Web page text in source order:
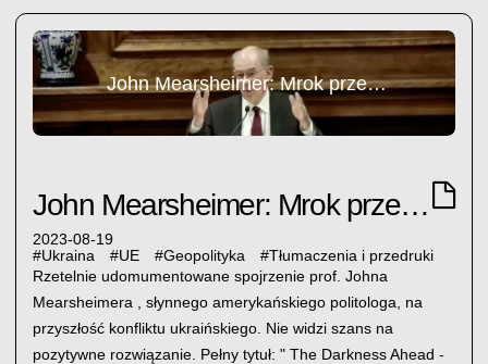
John Mearsheimer: Mrok przed nami
John Mearsheimer: Mrok przed nami
2023-08-19
#Ukraina #UE #Geopolityka #Tłumaczenia i przedruki
Rzetelnie udomumentowane spojrzenie prof. Johna
Mearsheimera , słynnego amerykańskiego politologa, na
przyszłość konfliktu ukraińskiego. Nie widzi szans na
pozytywne rozwiązanie. Pełny tytuł: " The Darkness Ahead -